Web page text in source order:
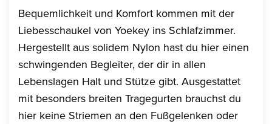
Bequemlichkeit und Komfort kommen mit der
Liebesschaukel von Yoekey ins Schlafzimmer.
Hergestellt aus solidem Nylon hast du hier einen
schwingenden Begleiter, der dir in allen
Lebenslagen Halt und Stütze gibt. Ausgestattet
mit besonders breiten Tragegurten brauchst du
hier keine Striemen an den Fußgelenken oder